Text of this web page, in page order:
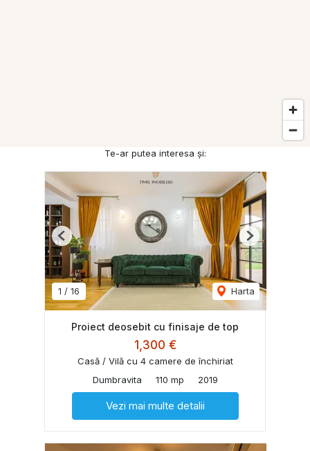
Te-ar putea interesa și:
1 / 16 Harta
Previous Next
Proiect deosebit cu finisaje de top
1,300 €
Casă / Vilă cu 4 camere de închiriat
Dumbravita
110 mp 2019
Vezi mai multe detalii